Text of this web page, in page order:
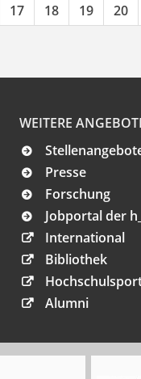
17 18 19 20
WEITERE
Presse
Forschung
Jobportal der
International
Bibliothek
Alumni